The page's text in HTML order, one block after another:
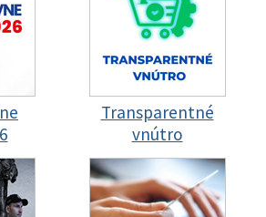
Transparentné
vnútro